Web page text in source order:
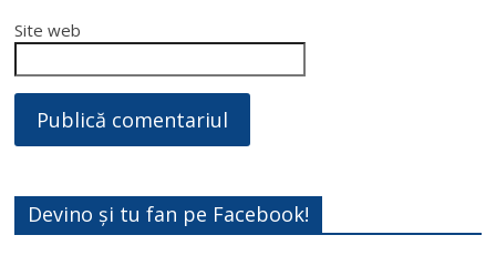
Site web
Devino și tu fan pe Facebook!